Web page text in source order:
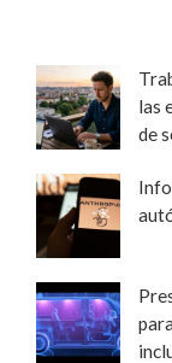
las
de